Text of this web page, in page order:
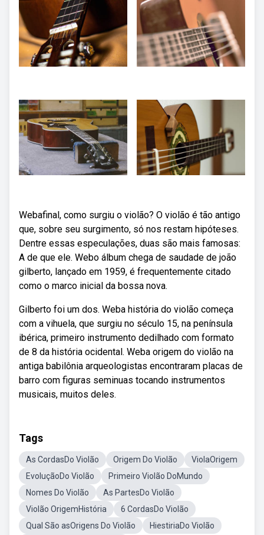
Webafinal, como surgiu o violão? O violão é tão antigo
que, sobre seu surgimento, só nos restam hipóteses.
Dentre essas especulações, duas são mais famosas:
A de que ele. Webo álbum chega de saudade de joão
gilberto, lançado em 1959, é frequentemente citado
como o marco inicial da bossa nova.
Gilberto foi um dos. Weba história do violão começa
com a vihuela, que surgiu no século 15, na península
ibérica, primeiro instrumento dedilhado com formato
de 8 da história ocidental. Weba origem do violão na
antiga babilônia arqueologistas encontraram placas de
barro com figuras seminuas tocando instrumentos
musicais, muitos deles.
Tags
As CordasDo Violão Origem Do Violão
ViolaOrigem
EvoluçãoDo Violão
Primeiro Violão DoMundo
Nomes Do Violão
As PartesDo Violão
Violão OrigemHistória
6 CordasDo Violão
Qual São asOrigens Do Violão
HiestiriaDo Violão